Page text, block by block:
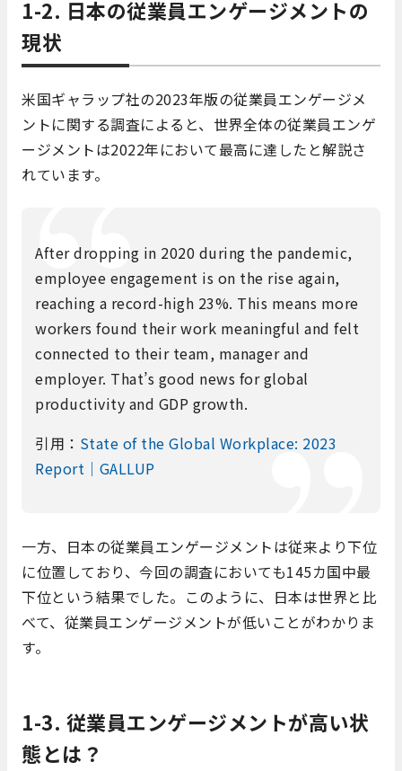
1-2. 日本の従業員エンゲージメントの
現状
米国ギャラップ社の2023年版の従業員エンゲージメ
ントに関する調査によると、世界全体の従業員エンゲ
ージメントは2022年において最高に達したと解説さ
れています。
After dropping in 2020 during the pandemic,
employee engagement is on the rise again,
reaching a record-high 23%. This means more
workers found their work meaningful and felt
connected to their team, manager and
employer. That’s good news for global
productivity and GDP growth.
引用： State of the Global Workplace: 2023
Report｜GALLUP
一方、日本の従業員エンゲージメントは従来より下位
に位置しており、今回の調査においても145カ国中最
下位という結果でした。このように、日本は世界と比
べて、従業員エンゲージメントが低いことがわかりま
す。
1-3. 従業員エンゲージメントが高い状
態とは？